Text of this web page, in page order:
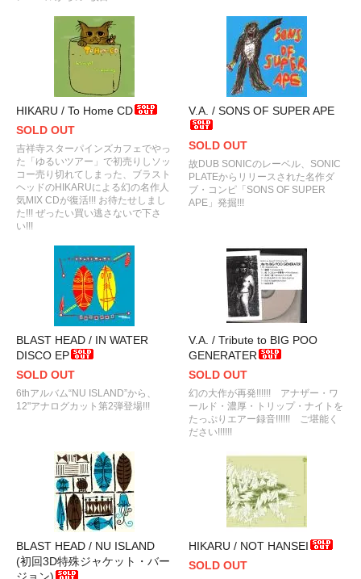
HIKARU / To Home CD
SOLD OUT
吉祥寺スターパインズカフェでやっ
た「ゆるいツアー」で初売りしソッ
コー売り切れてしまった、ブラスト
ヘッドのHIKARUによる幻の名作人
気MIX CDが復活!!! お待たせしまし
た!!! ぜったい買い逃さないで下さ
い!!!
V.A. / SONS OF SUPER APE
SOLD OUT
故DUB SONICのレーベル、SONIC
PLATEからリリースされた名作ダ
ブ・コンピ「SONS OF SUPER
APE」発掘!!!
BLAST HEAD / IN WATER
DISCO EP
SOLD OUT
6thアルバム“NU ISLAND”から、
12"アナログカット第2弾登場!!!
V.A. / Tribute to BIG POO
GENERATER
SOLD OUT
幻の大作が再発!!!!!! アナザー・ワ
ールド・濃厚・トリップ・ナイトを
たっぷりエアー録音!!!!!! ご堪能く
ださい!!!!!!
BLAST HEAD / NU ISLAND
(初回3D特殊ジャケット・バー
ジョン)
HIKARU / NOT HANSEI
SOLD OUT